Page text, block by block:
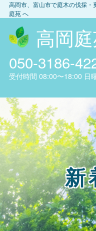
高岡市、富山市で庭木の伐採・
庭苑へ
高岡
050-3186-
受付時間 08:00〜18:00 日
新